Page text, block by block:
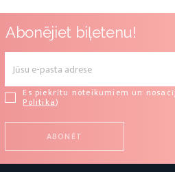
Abonējiet biļetenu!
Es piekrītu noteikumiem un
Politika)